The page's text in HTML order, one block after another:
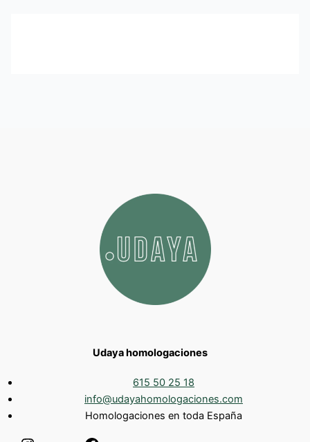
Udaya homologaciones
615 50 25 18
info@udayahomologaciones.com
Homologaciones en toda España